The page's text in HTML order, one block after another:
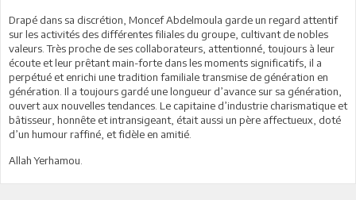
Drapé dans sa discrétion, Moncef Abdelmoula garde un regard attentif
sur les activités des différentes filiales du groupe, cultivant de nobles
valeurs. Très proche de ses collaborateurs, attentionné, toujours à leur
écoute et leur prêtant main-forte dans les moments significatifs, il a
perpétué et enrichi une tradition familiale transmise de génération en
génération. Il a toujours gardé une longueur d’avance sur sa génération,
ouvert aux nouvelles tendances. Le capitaine d’industrie charismatique et
bâtisseur, honnête et intransigeant, était aussi un père affectueux, doté
d’un humour raffiné, et fidèle en amitié.
Allah Yerhamou.